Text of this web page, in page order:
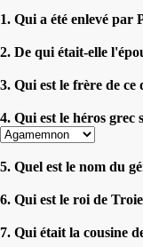
1. Qui a été enlevé par
2. De qui était-elle
3. Qui est le frère de ce
4. Qui est le héros grec
5. Quel est le nom du
6. Qui est le roi de
7. Qui était la cousine